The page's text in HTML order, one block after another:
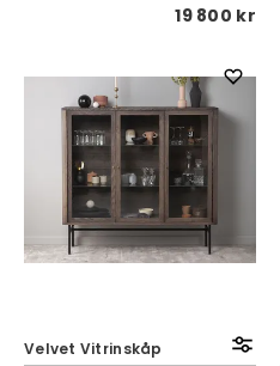
19 800 kr
Velvet Vitrinskåp